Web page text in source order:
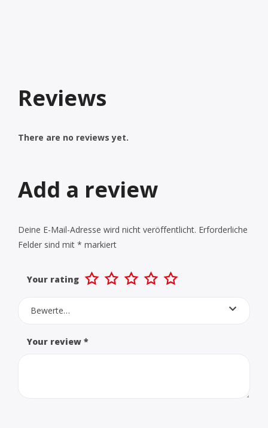
Reviews
There are no reviews yet.
Add a review
Deine E-Mail-Adresse wird nicht veröffentlicht. Erforderliche
Felder sind mit * markiert
Your rating
Bewerte…
Your review *